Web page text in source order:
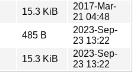
15.3 KiB
2017-Mar-
21 04:48
485 B
2023-Sep-
23 13:22
15.3 KiB
2023-Sep-
23 13:22